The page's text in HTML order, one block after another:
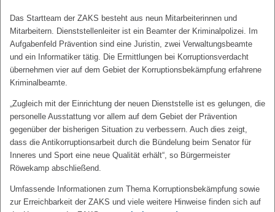
Das Startteam der ZAKS besteht aus neun Mitarbeiterinnen und
Mitarbeitern. Dienststellenleiter ist ein Beamter der Kriminalpolizei. Im
Aufgabenfeld Prävention sind eine Juristin, zwei Verwaltungsbeamte
und ein Informatiker tätig. Die Ermittlungen bei Korruptionsverdacht
übernehmen vier auf dem Gebiet der Korruptionsbekämpfung erfahrene
Kriminalbeamte.
„Zugleich mit der Einrichtung der neuen Dienststelle ist es gelungen, die
personelle Ausstattung vor allem auf dem Gebiet der Prävention
gegenüber der bisherigen Situation zu verbessern. Auch dies zeigt,
dass die Antikorruptionsarbeit durch die Bündelung beim Senator für
Inneres und Sport eine neue Qualität erhält“, so Bürgermeister
Röwekamp abschließend.
Umfassende Informationen zum Thema Korruptionsbekämpfung sowie
zur Erreichbarkeit der ZAKS und viele weitere Hinweise finden sich auf